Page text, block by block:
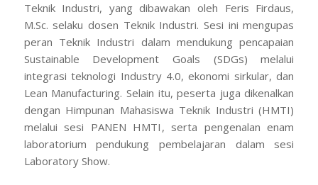
Teknik Industri, yang dibawakan oleh Feris Firdaus,
M.Sc. selaku dosen Teknik Industri. Sesi ini mengupas
peran Teknik Industri dalam mendukung pencapaian
Sustainable Development Goals (SDGs) melalui
integrasi teknologi Industry 4.0, ekonomi sirkular, dan
Lean Manufacturing. Selain itu, peserta juga dikenalkan
dengan Himpunan Mahasiswa Teknik Industri (HMTI)
melalui sesi PANEN HMTI , serta pengenalan enam
laboratorium pendukung pembelajaran dalam sesi
Laboratory Show.